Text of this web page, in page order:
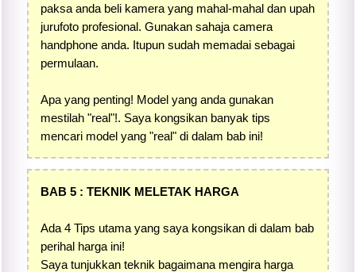
paksa anda beli kamera yang mahal-mahal dan upah
jurufoto profesional. Gunakan sahaja camera
handphone anda. Itupun sudah memadai sebagai
permulaan.
Apa yang penting! Model yang anda gunakan
mestilah "real"!. Saya kongsikan banyak tips
mencari model yang "real" di dalam bab ini!
BAB 5 : TEKNIK MELETAK HARGA
Ada 4 Tips utama yang saya kongsikan di dalam bab
perihal harga ini!
Saya tunjukkan teknik bagaimana mengira harga